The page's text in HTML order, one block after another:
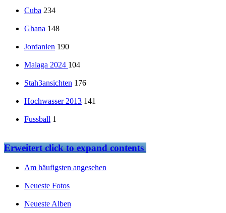
Cuba 234
Ghana 148
Jordanien 190
Malaga 2024 104
Stah3ansichten 176
Hochwasser 2013 141
Fussball 1
Erweitertclick to expand contents
Am häufigsten angesehen
Neueste Fotos
Neueste Alben